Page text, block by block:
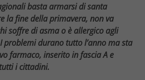
basta armarsi di santa
la fine della primavera, non va
soffre di asma o è allergico agli
problemi durano tutto l’anno ma sta
farmaco, inserito in fascia A e
i cittadini.